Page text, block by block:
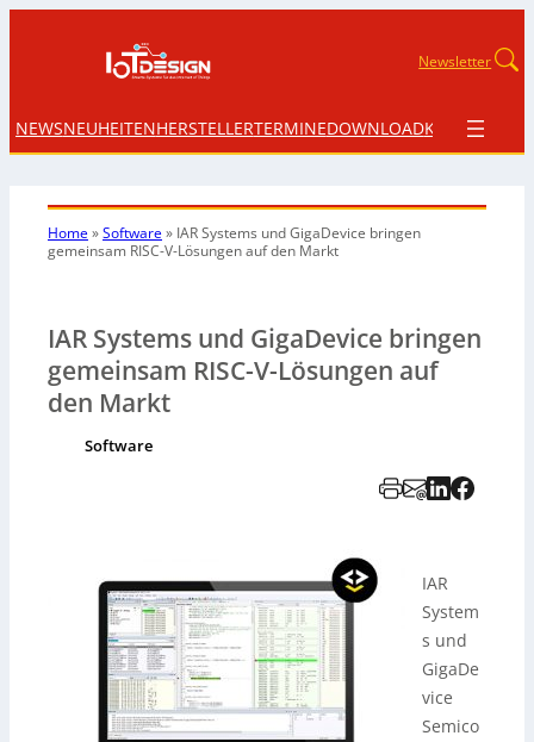
Newsletter
NEWSNEUHEITENHERSTELLERTERMINEDOWNLOADKONTAKT
Home»Software» IAR Systems und GigaDevice bringen
gemeinsam RISC-V-Lösungen auf den Markt
IAR Systems und GigaDevice bringen
gemeinsam RISC-V-Lösungen auf
den Markt
Software
IAR
System
s und
GigaDe
vice
Semico